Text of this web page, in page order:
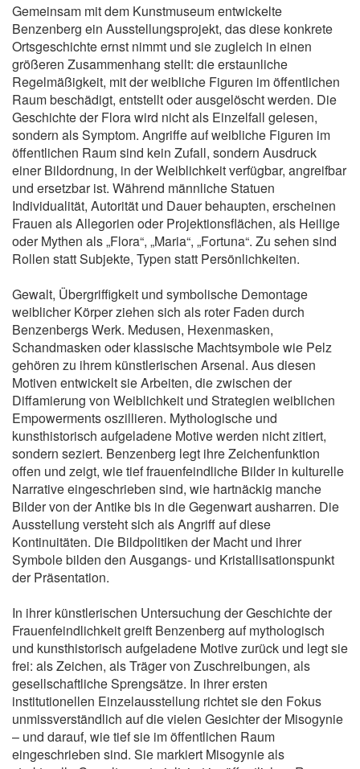
Gemeinsam mit dem Kunstmuseum entwickelte
Benzenberg ein Ausstellungsprojekt, das diese konkrete
Ortsgeschichte ernst nimmt und sie zugleich in einen
größeren Zusammenhang stellt: die erstaunliche
Regelmäßigkeit, mit der weibliche Figuren im öffentlichen
Raum beschädigt, entstellt oder ausgelöscht werden. Die
Geschichte der Flora wird nicht als Einzelfall gelesen,
sondern als Symptom. Angriffe auf weibliche Figuren im
öffentlichen Raum sind kein Zufall, sondern Ausdruck
einer Bildordnung, in der Weiblichkeit verfügbar, angreifbar
und ersetzbar ist. Während männliche Statuen
Individualität, Autorität und Dauer behaupten, erscheinen
Frauen als Allegorien oder Projektionsflächen, als Heilige
oder Mythen als „Flora“, „Maria“, „Fortuna“. Zu sehen sind
Rollen statt Subjekte, Typen statt Persönlichkeiten.
Gewalt, Übergriffigkeit und symbolische Demontage
weiblicher Körper ziehen sich als roter Faden durch
Benzenbergs Werk. Medusen, Hexenmasken,
Schandmasken oder klassische Machtsymbole wie Pelz
gehören zu ihrem künstlerischen Arsenal. Aus diesen
Motiven entwickelt sie Arbeiten, die zwischen der
Diffamierung von Weiblichkeit und Strategien weiblichen
Empowerments oszillieren. Mythologische und
kunsthistorisch aufgeladene Motive werden nicht zitiert,
sondern seziert. Benzenberg legt ihre Zeichenfunktion
offen und zeigt, wie tief frauenfeindliche Bilder in kulturelle
Narrative eingeschrieben sind, wie hartnäckig manche
Bilder von der Antike bis in die Gegenwart ausharren. Die
Ausstellung versteht sich als Angriff auf diese
Kontinuitäten. Die Bildpolitiken der Macht und ihrer
Symbole bilden den Ausgangs- und Kristallisationspunkt
der Präsentation.
In ihrer künstlerischen Untersuchung der Geschichte der
Frauenfeindlichkeit greift Benzenberg auf mythologisch
und kunsthistorisch aufgeladene Motive zurück und legt sie
frei: als Zeichen, als Träger von Zuschreibungen, als
gesellschaftliche Sprengsätze. In ihrer ersten
institutionellen Einzelausstellung richtet sie den Fokus
unmissverständlich auf die vielen Gesichter der Misogynie
– und darauf, wie tief sie im öffentlichen Raum
eingeschrieben sind. Sie markiert Misogynie als